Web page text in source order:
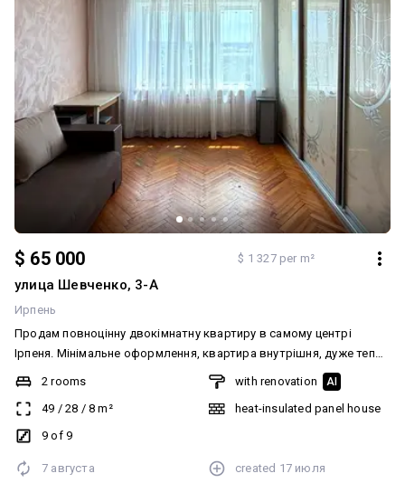
$ 65 000 $ 1 327 per m²
улица Шевченко, 3-А
Ирпень
Продам повноцінну двокімнатну квартиру в самому центрі
Ірпеня. Мінімальне оформлення, квартира внутрішня, дуже тепла
Телефонуйте, покажу 24/7
2 rooms
49 / 28 / 8 m²
9 of 9
with renovation AI
heat-insulated panel house
7 августа created 17 июля